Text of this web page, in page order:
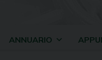
ANNUARIO